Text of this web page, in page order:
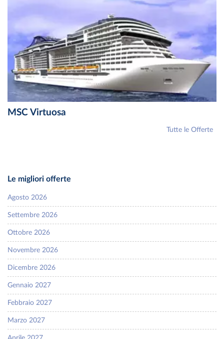
MSC Virtuosa
Tutte le Offerte
Le migliori offerte
Agosto 2026
Settembre 2026
Ottobre 2026
Novembre 2026
Dicembre 2026
Gennaio 2027
Febbraio 2027
Marzo 2027